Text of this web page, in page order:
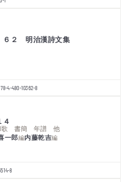
２ 明治漢詩文集
4-480-10362-8
書簡 年譜 他
一郎編内藤乾吉編
8